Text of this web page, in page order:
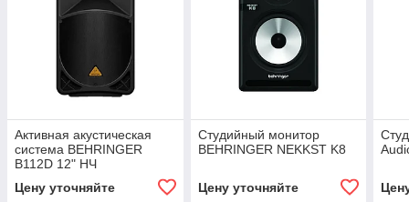
Активная акустическая
система BEHRINGER
B112D 12" НЧ
Цену уточняйте
Студийный монитор
BEHRINGER NEKKST K8
Цену уточняйте